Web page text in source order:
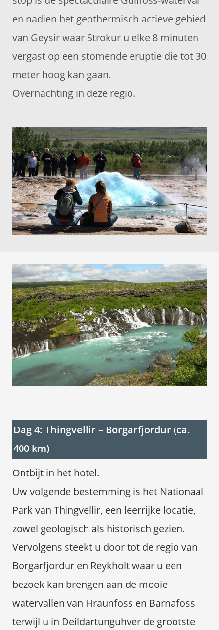
en nadien het geothermisch actieve gebied
van Geysir waar Strokur u elke 8 minuten
vergast op een stomende eruptie die tot 30
meter hoog kan gaan.
Overnachting in deze regio.
Dag 4: Thingvellir – Borgarfjordur (ca.
400 km)
Ontbijt in het hotel.
Uw volgende bestemming is het Nationaal
Park van Thingvellir, een leerrijke locatie,
zowel geologisch als historisch gezien.
Vervolgens steekt u door tot de regio van
Borgarfjordur en Reykholt waar u een
bezoek kan brengen aan de mooie
watervallen van Hraunfoss en Barnafoss
terwijl u in Deildartunguhver de grootste